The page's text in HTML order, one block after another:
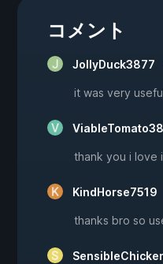
コメント
JollyDuck3877
it was very
thank you i love
KindHorse7519
thanks bro so